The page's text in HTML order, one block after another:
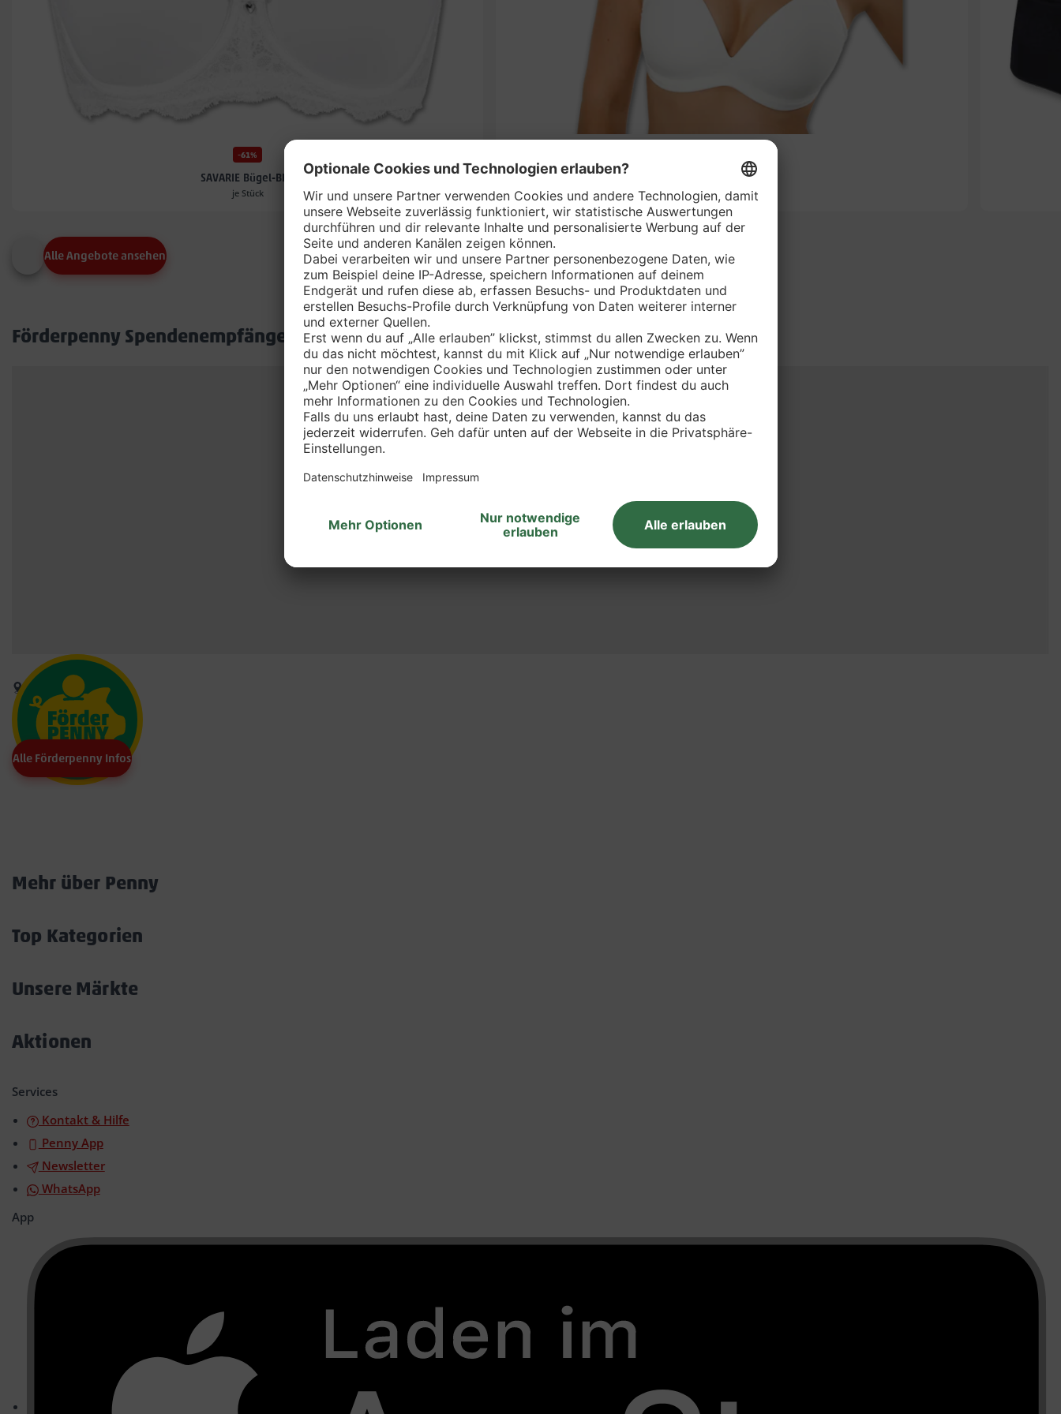
-61%
SAVARIE Bügel-BH*
je Stück
SAVARIE BH*
je Stück
Alle Angebote ansehen
Förderpenny Spendenempfänger in deinem Markt
Alle Förderpenny Infos
Mehr über Penny
Top Kategorien
Unsere Märkte
Aktionen
Services
Kontakt & Hilfe
Penny App
Newsletter
WhatsApp
App